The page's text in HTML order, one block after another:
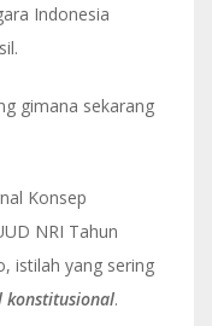
Indonesia
gimana sekarang
Konsep
NRI Tahun
istilah yang sering
konstitusional.